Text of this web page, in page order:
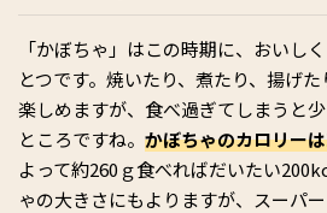
「かぼちゃ」はこの時期に、おいし
とつです。焼いたり、煮たり、揚げ
楽しめますが、食べ過ぎてしまうと
ところですね。 かぼちゃのカロリー
よって約260ｇ食べればだいたい
ゃの大きさにもよりますが、スーパ